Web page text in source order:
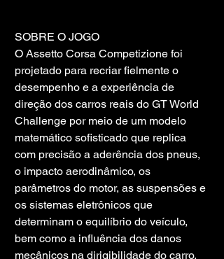
SOBRE O JOGO
O Assetto Corsa Competizione foi
projetado para recriar fielmente o
desempenho e a experiência de
direção dos carros reais do GT World
Challenge por meio de um modelo
matemático sofisticado que replica
com precisão a aderência dos pneus,
o impacto aerodinâmico, os
parâmetros do motor, as suspensões e
os sistemas eletrônicos que
determinam o equilíbrio do veículo,
bem como a influência dos danos
mecânicos na dirigibilidade do carro.